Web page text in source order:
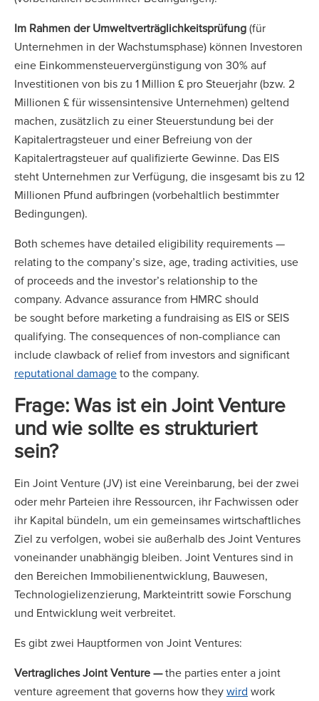
Im Rahmen der Umweltverträglichkeitsprüfung(für
Unternehmen in der Wachstumsphase) können Investoren
eine Einkommensteuervergünstigung von 30% auf
Investitionen von bis zu 1 Million £ pro Steuerjahr (bzw. 2
Millionen £ für wissensintensive Unternehmen) geltend
machen, zusätzlich zu einer Steuerstundung bei der
Kapitalertragsteuer und einer Befreiung von der
Kapitalertragsteuer auf qualifizierte Gewinne. Das EIS
steht Unternehmen zur Verfügung, die insgesamt bis zu 12
Millionen Pfund aufbringen (vorbehaltlich bestimmter
Bedingungen).
Both schemes have detailed eligibility requirements —
relating to the company’s size, age, trading activities, use
of proceeds and the investor’s relationship to the
company. Advance assurance from HMRC should
be sought before marketing a fundraising as EIS or SEIS
qualifying. The consequences of non-compliance can
include clawback of relief from investors and significant
reputational damageto the company.
Frage: Was ist ein Joint Venture
und wie sollte es strukturiert
sein?
Ein Joint Venture (JV) ist eine Vereinbarung, bei der zwei
oder mehr Parteien ihre Ressourcen, ihr Fachwissen oder
ihr Kapital bündeln, um ein gemeinsames wirtschaftliches
Ziel zu verfolgen, wobei sie außerhalb des Joint Ventures
voneinander unabhängig bleiben. Joint Ventures sind in
den Bereichen Immobilienentwicklung, Bauwesen,
Technologielizenzierung, Markteintritt sowie Forschung
und Entwicklung weit verbreitet.
Es gibt zwei Hauptformen von Joint Ventures:
Vertragliches Joint Venture —the parties enter a joint
venture agreement that governs how theywird work